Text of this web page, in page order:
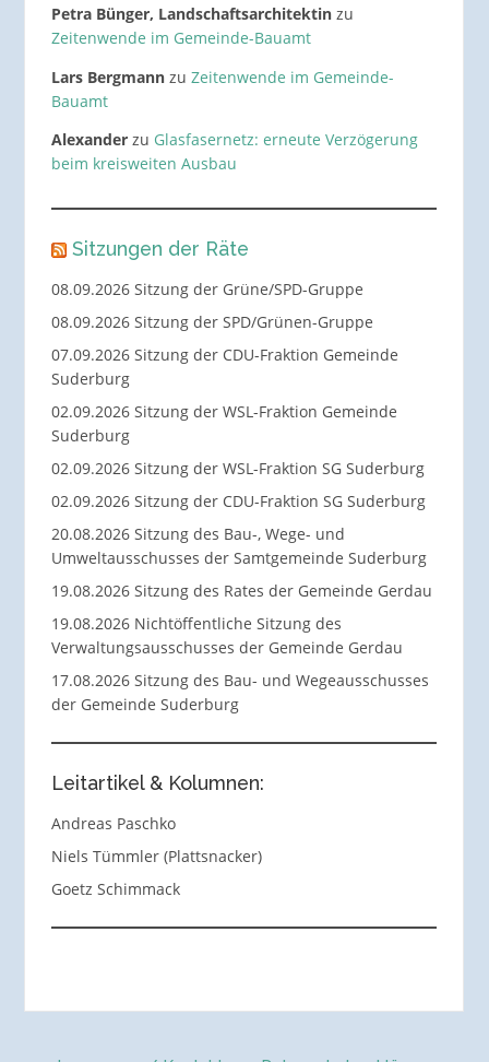
Petra Bünger, Landschaftsarchitektinzu
Zeitenwende im Gemeinde-Bauamt
Lars Bergmannzu Zeitenwende im Gemeinde-
Bauamt
Alexanderzu Glasfasernetz: erneute Verzögerung
beim kreisweiten Ausbau
Sitzungen der Räte
08.09.2026 Sitzung der Grüne/SPD-Gruppe
08.09.2026 Sitzung der SPD/Grünen-Gruppe
07.09.2026 Sitzung der CDU-Fraktion Gemeinde
Suderburg
02.09.2026 Sitzung der WSL-Fraktion Gemeinde
Suderburg
02.09.2026 Sitzung der WSL-Fraktion SG Suderburg
02.09.2026 Sitzung der CDU-Fraktion SG Suderburg
20.08.2026 Sitzung des Bau-, Wege- und
Umweltausschusses der Samtgemeinde Suderburg
19.08.2026 Sitzung des Rates der Gemeinde Gerdau
19.08.2026 Nichtöffentliche Sitzung des
Verwaltungsausschusses der Gemeinde Gerdau
17.08.2026 Sitzung des Bau- und Wegeausschusses
der Gemeinde Suderburg
Leitartikel & Kolumnen:
Andreas Paschko
Niels Tümmler (Plattsnacker)
Goetz Schimmack